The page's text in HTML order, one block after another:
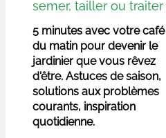
semer, tailler ou traiter
5 minutes avec votre café
du matin pour devenir le
jardinier que vous rêvez
d'être. Astuces de saison,
solutions aux problèmes
courants, inspiration
quotidienne.